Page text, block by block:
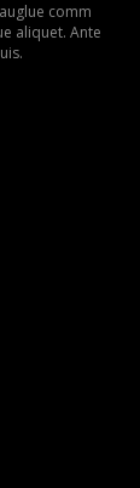
comm
aliquet. Ante